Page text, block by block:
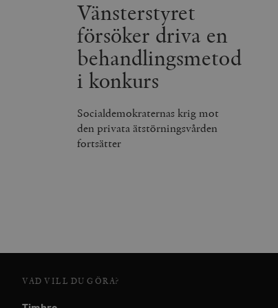
Vänsterstyret
försöker driva en
behandlingsmetod
i konkurs
Socialdemokraternas krig mot
den privata ätstörningsvården
fortsätter
VAD VILL DU GÖRA?